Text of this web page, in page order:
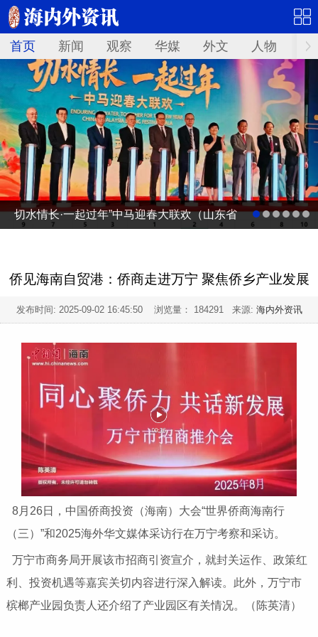
首页 新闻 观察 华媒 外文 人物 华
切水情长·一起过年”中马迎春大联欢（山东省
仪式
侨见海南自贸港：侨商走进万宁 聚焦侨乡产业发展
发布时间: 2025-09-02 16:45:50浏览量： 184291 来源: 海内外资讯
8月26日，中国侨商投资（海南）大会“世界侨商海南行
（三）”和2025海外华文媒体采访行在万宁考察和采访。
万宁市商务局开展该市招商引资宣介，就封关运作、政策红
利、投资机遇等嘉宾关切内容进行深入解读。此外，万宁市
槟榔产业园负责人还介绍了产业园区有关情况。（陈英清）